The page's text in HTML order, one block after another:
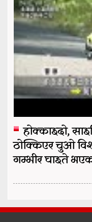
होक्काइदो,
ठोक्किएर चुओ
गम्भीर घाइते